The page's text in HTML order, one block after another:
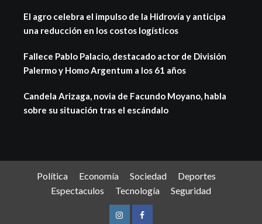
El agro celebra el impulso de la Hidrovía y anticipa
una reducción en los costos logísticos
Fallece Pablo Palacio, destacado actor de División
Palermo y Homo Argentum a los 61 años
Candela Arizaga, novia de Facundo Moyano, habla
sobre su situación tras el escándalo
Política Economía Sociedad
Deportes
Espectaculos
Tecnología Seguridad